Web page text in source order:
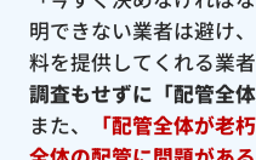
明できない業者は避け
料を提供してくれる業
調査もせずに「配管全
また、
「配管全体が老